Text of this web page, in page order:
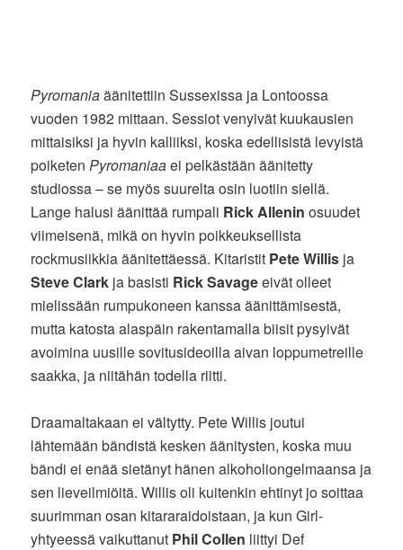
Pyromaniaäänitettiin Sussexissa ja Lontoossa
vuoden 1982 mittaan. Sessiot venyivät kuukausien
mittaisiksi ja hyvin kalliiksi, koska edellisistä levyistä
poiketen Pyromaniaaei pelkästään äänitetty
studiossa – se myös suurelta osin luotiin siellä.
Lange halusi äänittää rumpali Rick Allenin osuudet
viimeisenä, mikä on hyvin poikkeuksellista
rockmusiikkia äänitettäessä. Kitaristit Pete Willis ja
Steve Clark ja basisti Rick Savageeivät olleet
mielissään rumpukoneen kanssa äänittämisestä,
mutta katosta alaspäin rakentamalla biisit pysyivät
avoimina uusille sovitusideoilla aivan loppumetreille
saakka, ja niitähän todella riitti.
Draamaltakaan ei vältytty. Pete Willis joutui
lähtemään bändistä kesken äänitysten, koska muu
bändi ei enää sietänyt hänen alkoholiongelmaansa ja
sen lieveilmiöitä. Willis oli kuitenkin ehtinyt jo soittaa
suurimman osan kitararaidoistaan, ja kun Girl-
yhtyeessä vaikuttanut Phil Collen liittyi Def